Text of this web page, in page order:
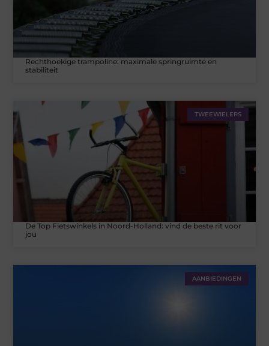
Rechthoekige trampoline: maximale springruimte en
stabiliteit
TWEEWIELERS
De Top Fietswinkels in Noord-Holland: vind de beste rit voor
jou
AANBIEDINGEN